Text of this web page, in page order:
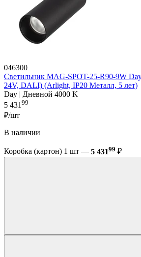
046300
Светильник MAG-SPOT-25-R90-9W
24V, DALI) (Arlight, IP20 Металл, 5 лет)
Day | Дневной 4000 K
5 431 99
₽/шт
В наличии
Коробка (картон) 1 шт — 5 43199 ₽